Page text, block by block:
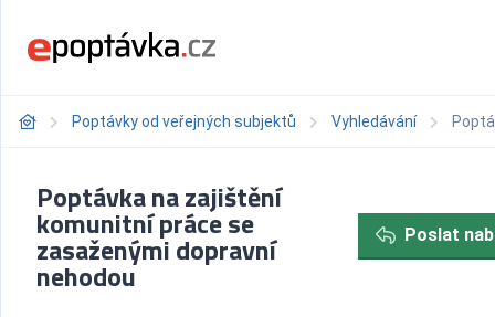
Poptávky od veřejných subjektů Vyhledávání
Poptávka na zajištění
komunitní práce se
zasaženými dopravní
nehodou
Poslat